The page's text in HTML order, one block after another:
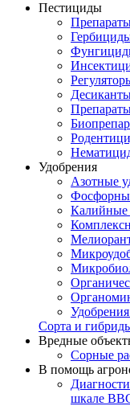
Пестициды
Удобрения
Азотные
Калийные
Сорта и
Вредные
Сорные
В помощь
шкале